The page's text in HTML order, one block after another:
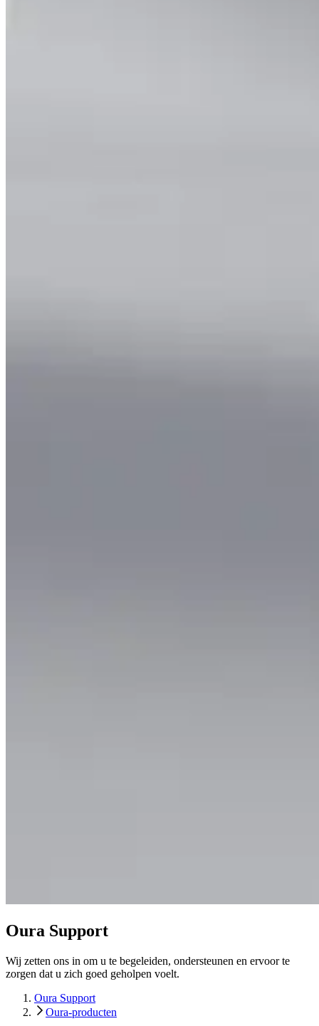
Oura Support
Wij zetten ons in om u te begeleiden, ondersteunen en ervoor te
zorgen dat u zich goed geholpen voelt.
Oura Support
Oura-producten